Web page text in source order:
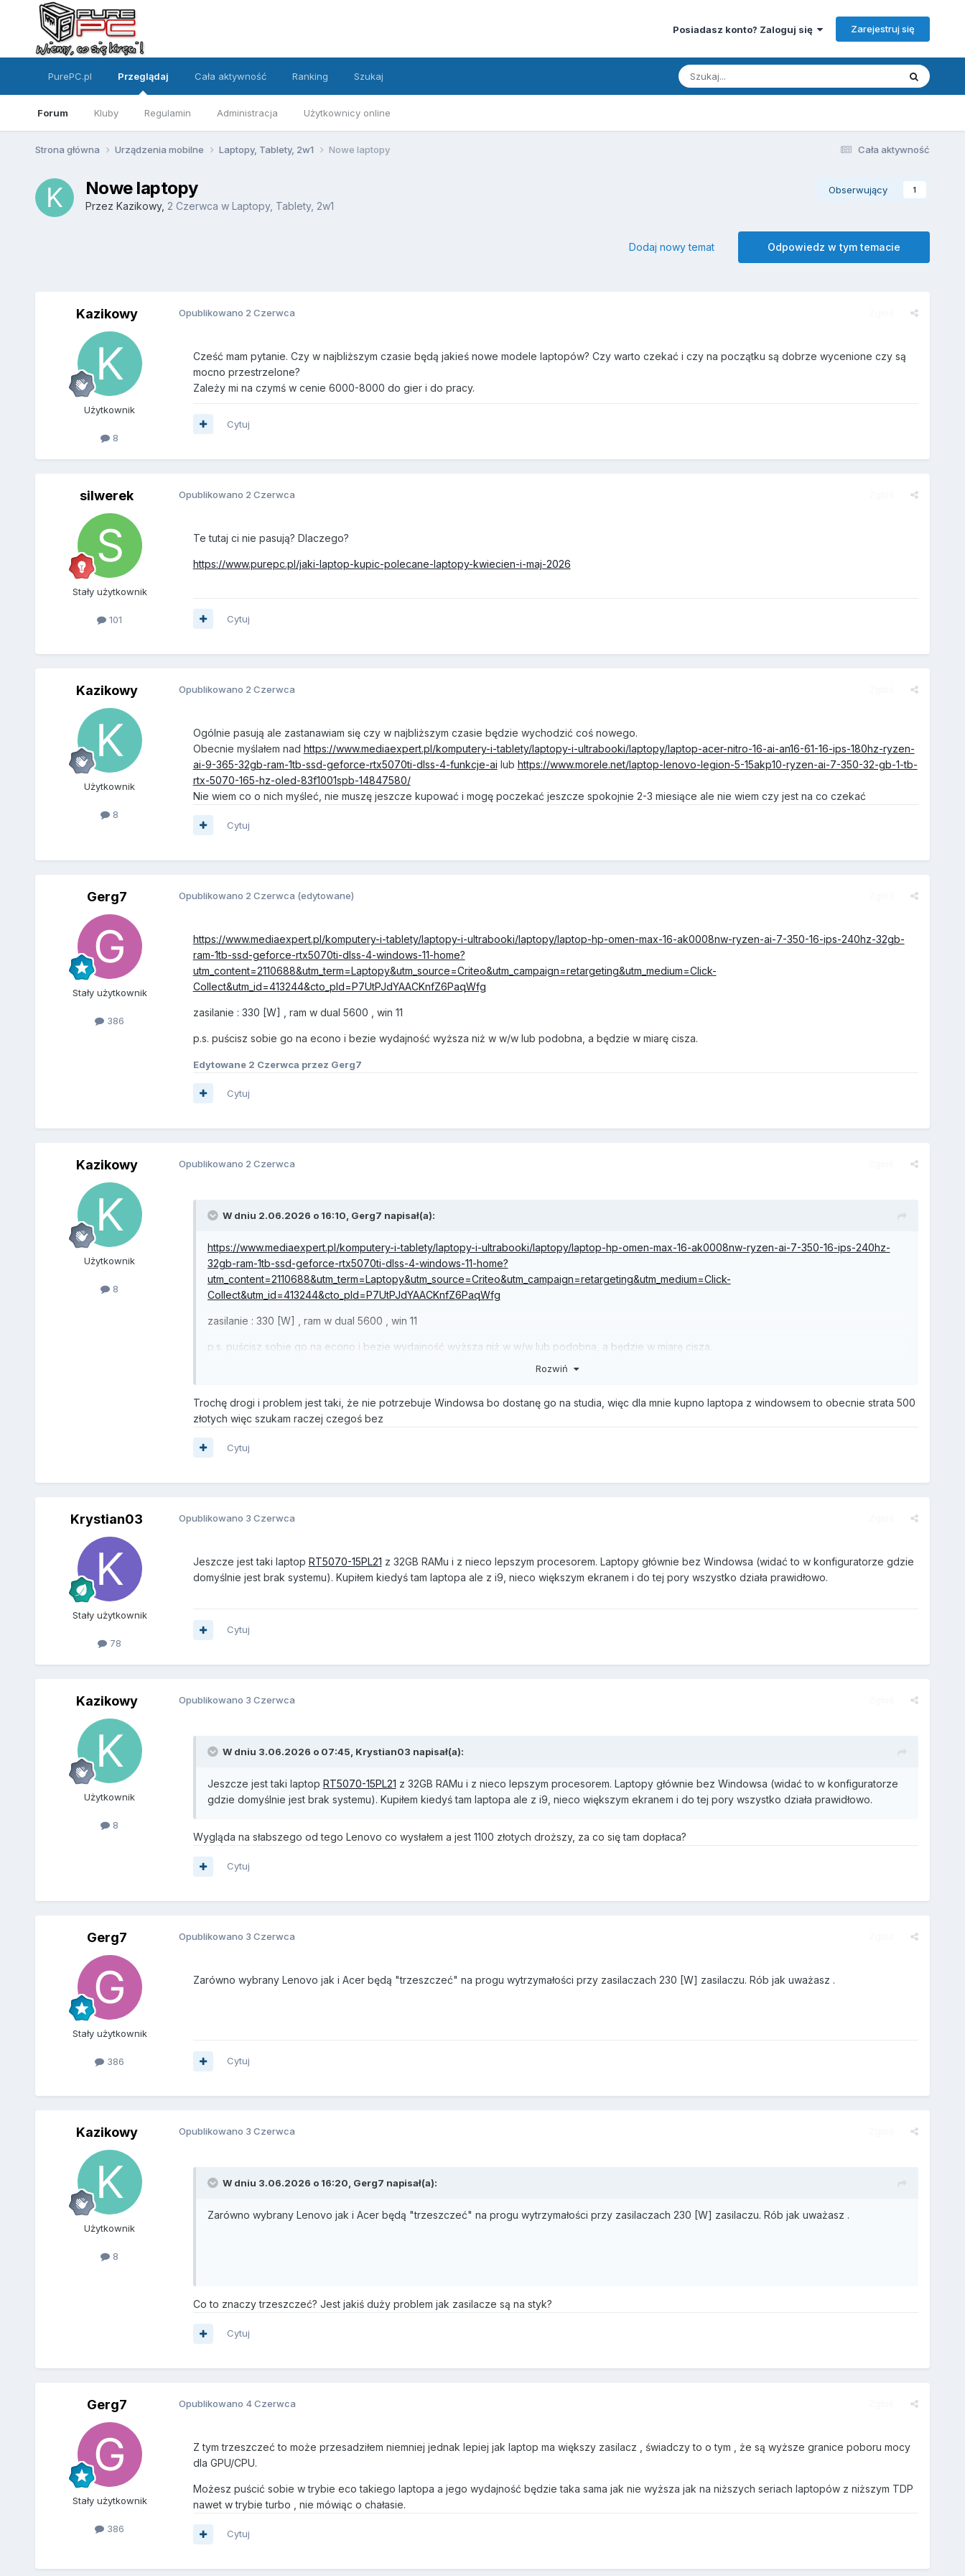
Posiadasz konto? Zaloguj się Zarejestruj się
PurePC.pl Przeglądaj
Forum Kluby Regulamin Administracja Użytkownicy online
Cała aktywność Ranking Szukaj
Cała aktywność
Strona główna Urządzenia mobilne Laptopy, Tablety, 2w1 Nowe laptopy
Obserwujący 1
Nowe laptopy
Przez Kazikowy, 2 Czerwca w Laptopy, Tablety, 2w1
Odpowiedz w tym temacie
Dodaj nowy temat
Kazikowy
Użytkownik
8
Opublikowano 2 Czerwca
Cześć mam pytanie. Czy w najbliższym czasie będą jakieś nowe modele laptopów? Czy warto czekać i czy na początku są dobrze wycenione czy są
mocno przestrzelone?
Zależy mi na czymś w cenie 6000-8000 do gier i do pracy.
Cytuj
silwerek
Stały użytkownik
101
Opublikowano 2 Czerwca
Te tutaj ci nie pasują? Dlaczego?
https://www.purepc.pl/jaki-laptop-kupic-polecane-laptopy-kwiecien-i-maj-2026
Cytuj
Kazikowy
Użytkownik
8
Opublikowano 2 Czerwca
Ogólnie pasują ale zastanawiam się czy w najbliższym czasie będzie wychodzić coś nowego.
Obecnie myślałem nad https://www.mediaexpert.pl/komputery-i-tablety/laptopy-i-ultrabooki/laptopy/laptop-acer-nitro-16-ai-an16-61-16-ips-180hz-ryzen-
ai-9-365-32gb-ram-1tb-ssd-geforce-rtx5070ti-dlss-4-funkcje-ai lub https://www.morele.net/laptop-lenovo-legion-5-15akp10-ryzen-ai-7-350-32-gb-1-tb-
rtx-5070-165-hz-oled-83f1001spb-14847580/
Nie wiem co o nich myśleć, nie muszę jeszcze kupować i mogę poczekać jeszcze spokojnie 2-3 miesiące ale nie wiem czy jest na co czekać
Cytuj
Gerg7
Stały użytkownik
386
Opublikowano 2 Czerwca (edytowane)
https://www.mediaexpert.pl/komputery-i-tablety/laptopy-i-ultrabooki/laptopy/laptop-hp-omen-max-16-ak0008nw-ryzen-ai-7-350-16-ips-240hz-32gb-
ram-1tb-ssd-geforce-rtx5070ti-dlss-4-windows-11-home?
utm_content=2110688&utm_term=Laptopy&utm_source=Criteo&utm_campaign=retargeting&utm_medium=Click-
Collect&utm_id=413244&cto_pld=P7UtPJdYAACKnfZ6PaqWfg
zasilanie : 330 [W] , ram w dual 5600 , win 11
p.s. puścisz sobie go na econo i bezie wydajność wyższa niż w w/w lub podobna, a będzie w miarę cisza.
Edytowane 2 Czerwca przez Gerg7
Cytuj
Kazikowy
Użytkownik
8
Opublikowano 2 Czerwca
W dniu 2.06.2026 o 16:10, Gerg7 napisał(a):
https://www.mediaexpert.pl/komputery-i-tablety/laptopy-i-ultrabooki/laptopy/laptop-hp-omen-max-16-ak0008nw-ryzen-ai-7-350-16-ips-240hz-
32gb-ram-1tb-ssd-geforce-rtx5070ti-dlss-4-windows-11-home?
utm_content=2110688&utm_term=Laptopy&utm_source=Criteo&utm_campaign=retargeting&utm_medium=Click-
Collect&utm_id=413244&cto_pld=P7UtPJdYAACKnfZ6PaqWfg
zasilanie : 330 [W] , ram w dual 5600 , win 11
p.s. puścisz sobie go na econo i bezie wydajność wyższa niż w w/w lub podobna, a będzie w miarę cisza.
Rozwiń
Trochę drogi i problem jest taki, że nie potrzebuje Windowsa bo dostanę go na studia, więc dla mnie kupno laptopa z windowsem to obecnie strata 500
złotych więc szukam raczej czegoś bez
Cytuj
Krystian03
Stały użytkownik
78
Opublikowano 3 Czerwca
Jeszcze jest taki laptop RT5070-15PL21 z 32GB RAMu i z nieco lepszym procesorem. Laptopy głównie bez Windowsa (widać to w konfiguratorze gdzie
domyślnie jest brak systemu). Kupiłem kiedyś tam laptopa ale z i9, nieco większym ekranem i do tej pory wszystko działa prawidłowo.
Cytuj
Kazikowy
Użytkownik
8
Opublikowano 3 Czerwca
W dniu 3.06.2026 o 07:45, Krystian03 napisał(a):
Jeszcze jest taki laptop RT5070-15PL21 z 32GB RAMu i z nieco lepszym procesorem. Laptopy głównie bez Windowsa (widać to w konfiguratorze
gdzie domyślnie jest brak systemu). Kupiłem kiedyś tam laptopa ale z i9, nieco większym ekranem i do tej pory wszystko działa prawidłowo.
Wygląda na słabszego od tego Lenovo co wysłałem a jest 1100 złotych droższy, za co się tam dopłaca?
Cytuj
Gerg7
Stały użytkownik
386
Opublikowano 3 Czerwca
Zarówno wybrany Lenovo jak i Acer będą "trzeszczeć" na progu wytrzymałości przy zasilaczach 230 [W] zasilaczu. Rób jak uważasz .
Cytuj
Kazikowy
Użytkownik
8
Opublikowano 3 Czerwca
W dniu 3.06.2026 o 16:20, Gerg7 napisał(a):
Zarówno wybrany Lenovo jak i Acer będą "trzeszczeć" na progu wytrzymałości przy zasilaczach 230 [W] zasilaczu. Rób jak uważasz .
Co to znaczy trzeszczeć? Jest jakiś duży problem jak zasilacze są na styk?
Cytuj
Gerg7
Stały użytkownik
386
Opublikowano 4 Czerwca
Z tym trzeszczeć to może przesadziłem niemniej jednak lepiej jak laptop ma większy zasilacz , świadczy to o tym , że są wyższe granice poboru mocy
dla GPU/CPU.
Możesz puścić sobie w trybie eco takiego laptopa a jego wydajność będzie taka sama jak nie wyższa jak na niższych seriach laptopów z niższym TDP
nawet w trybie turbo , nie mówiąc o chałasie.
Cytuj